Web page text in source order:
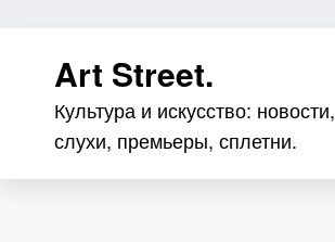
содержимомуArt Street.
Культура и искусство: новости,
слухи, премьеры, сплетни.